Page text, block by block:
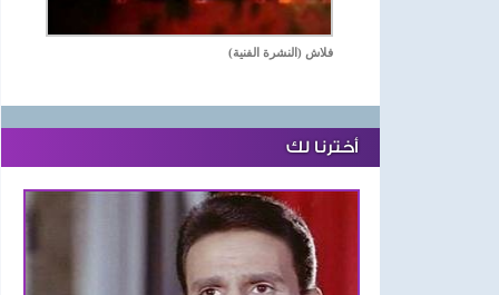
فلاش (النشرة الفنية)
أخترنا لك